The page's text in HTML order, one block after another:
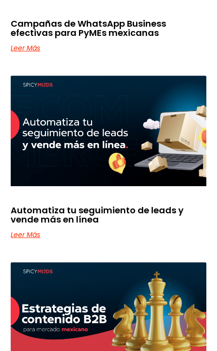
Campañas de WhatsApp Business
efectivas para PyMEs mexicanas
Leer Más
Automatiza tu seguimiento de leads y
vende más en línea
Leer Más